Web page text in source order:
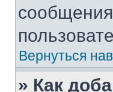
Вернуться
» Как